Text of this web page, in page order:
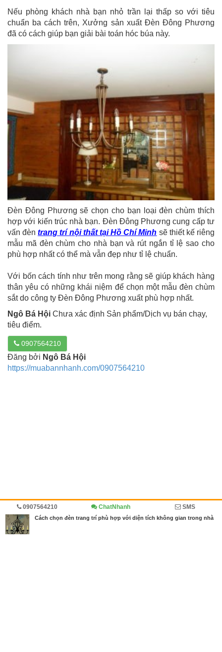
Nếu phòng khách nhà bạn nhỏ trần lại thấp so với tiêu
chuẩn ba cách trên, Xưởng sản xuất Đèn Đông Phương
đã có cách giúp bạn giải bài toán hóc búa này.
Đèn Đông Phương sẽ chọn cho bạn loại đèn chùm thích
hợp với kiến trúc nhà bạn. Đèn Đông Phương cung cấp tư
vấn đèntrang trí nội thất tại Hồ Chí Minh sẽ thiết kế riêng
mẫu mã đèn chùm cho nhà bạn và rút ngắn tỉ lệ sao cho
phù hợp nhất có thể mà vẫn đẹp như tỉ lệ chuẩn.
Với bốn cách tính như trên mong rằng sẽ giúp khách hàng
thân yêu có những khái niệm để chọn một mẫu đèn chùm
sắt do công ty Đèn Đông Phương xuất phù hợp nhất.
Ngô Bá Hội Chưa xác định Sản phẩm/Dịch vụ bán chạy,
tiêu điểm.
0907564210
Đăng bởi Ngô Bá Hội
https://muabannhanh.com/0907564210
Trang chủ Diễn đàn Cẩm nang
0907564210 ChatNhanh SMS
Cách chọn đèn trang trí phù hợp với diện tích không gian trong nhà